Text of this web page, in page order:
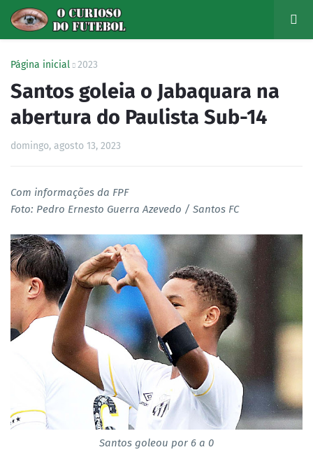
Página inicial 2023
Santos goleia o Jabaquara na
abertura do Paulista Sub-14
domingo, agosto 13, 2023
Com informações da FPF
Foto: Pedro Ernesto Guerra Azevedo / Santos FC
Santos goleou por 6 a 0